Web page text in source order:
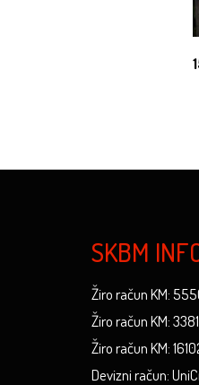
SKBM
Žiro račun KM:
Žiro račun KM:
Žiro račun KM:
Devizni račun: